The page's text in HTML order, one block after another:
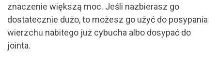
znaczenie większą moc. Jeśli nazbierasz go
dostatecznie dużo, to możesz go użyć do posypania
wierzchu nabitego już cybucha albo dosypać do
jointa.